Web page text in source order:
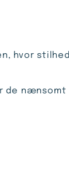
hvor
de nænsomt